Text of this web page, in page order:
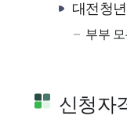
대전청
부부
신청자